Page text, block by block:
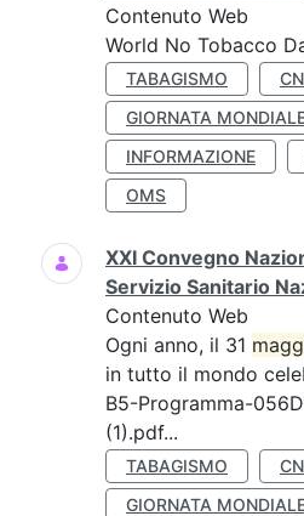
Contenuto Web
World No Tobacco
TABAGISMO
GIORNATA
INFORMAZIONE
OMS
XXI Convegno
Servizio Sanitario
Contenuto Web
Ogni anno, il 31
in tutto il mondo
B5-Programma-
(1).pdf...
TABAGISMO
GIORNATA